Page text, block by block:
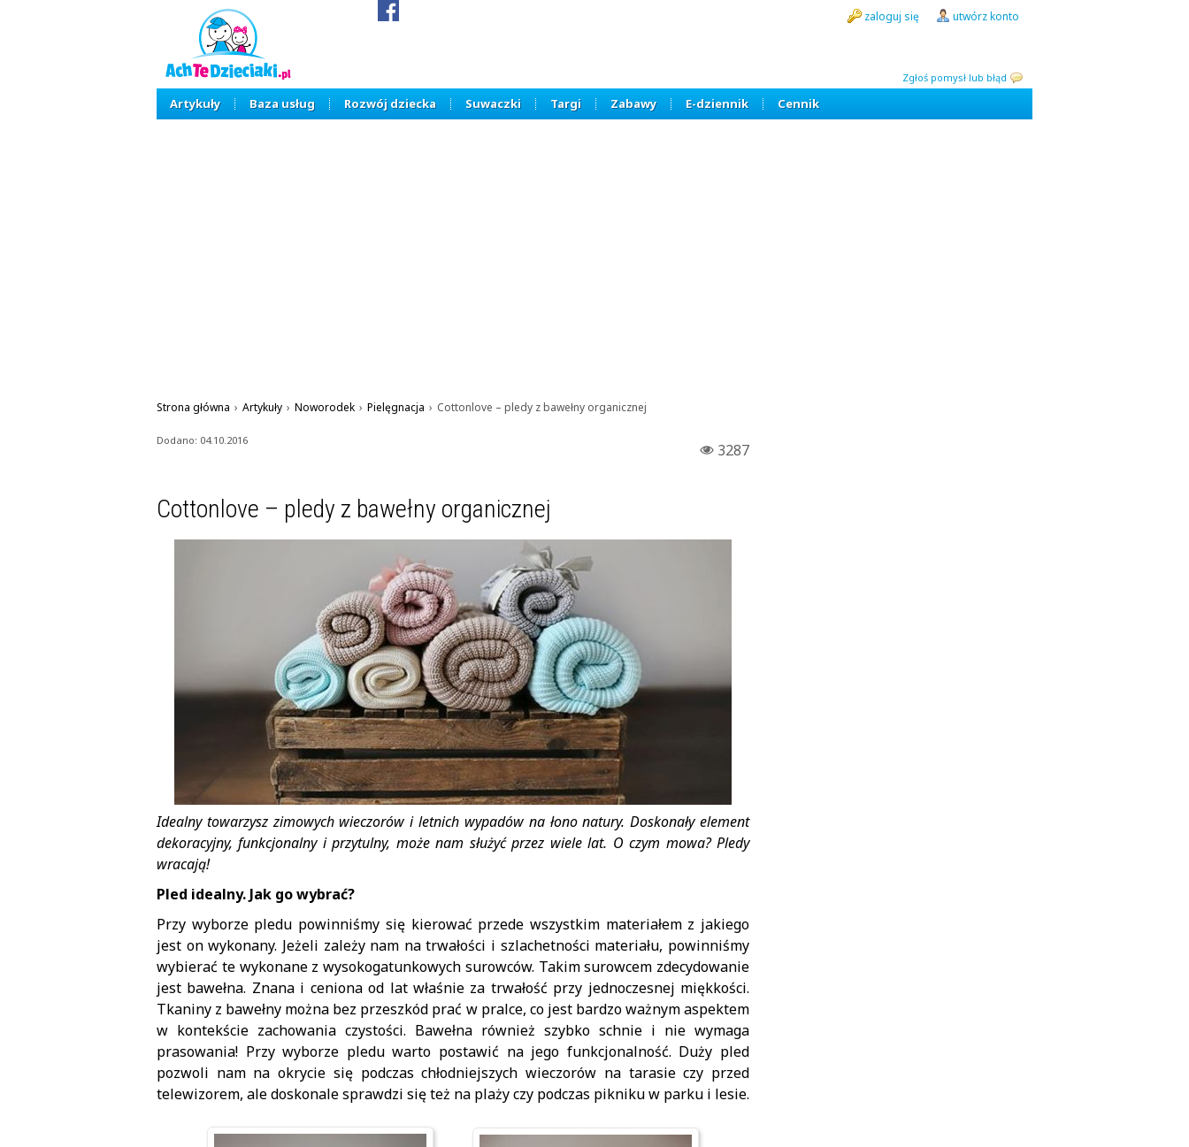
Zgłoś pomysł lub błąd
zaloguj się utwórz konto
Artykuły Baza usług Rozwój dziecka Suwaczki Targi Zabawy E-dziennik Cennik
Strona główna › Artykuły › Noworodek › Pielęgnacja › Cottonlove – pledy z bawełny organicznej
3287
Dodano: 04.10.2016
Cottonlove – pledy z bawełny organicznej
Idealny towarzysz zimowych wieczorów i letnich wypadów na łono natury. Doskonały element
dekoracyjny, funkcjonalny i przytulny, może nam służyć przez wiele lat. O czym mowa? Pledy
wracają!
Pled idealny. Jak go wybrać?
Przy wyborze pledu powinniśmy się kierować przede wszystkim materiałem z jakiego
jest on wykonany. Jeżeli zależy nam na trwałości i szlachetności materiału, powinniśmy
wybierać te wykonane z wysokogatunkowych surowców. Takim surowcem zdecydowanie
jest bawełna. Znana i ceniona od lat właśnie za trwałość przy jednoczesnej miękkości.
Tkaniny z bawełny można bez przeszkód prać w pralce, co jest bardzo ważnym aspektem
w kontekście zachowania czystości. Bawełna również szybko schnie i nie wymaga
prasowania! Przy wyborze pledu warto postawić na jego funkcjonalność. Duży pled
pozwoli nam na okrycie się podczas chłodniejszych wieczorów na tarasie czy przed
telewizorem, ale doskonale sprawdzi się też na plaży czy podczas pikniku w parku i lesie.